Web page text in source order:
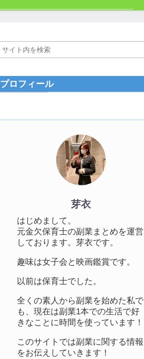
プロフィール
芽衣
はじめまして。
元金欠保育士の副業まとめを運営
しております。芽衣です。
趣味は女子会と映画鑑賞です。
以前は保育士でした。
全くの素人から副業を始めた私で
も、現在は副業1本での生活で好
きなことに時間を使っています！
このサイトでは副業に関する情報
をお伝えしていきます！